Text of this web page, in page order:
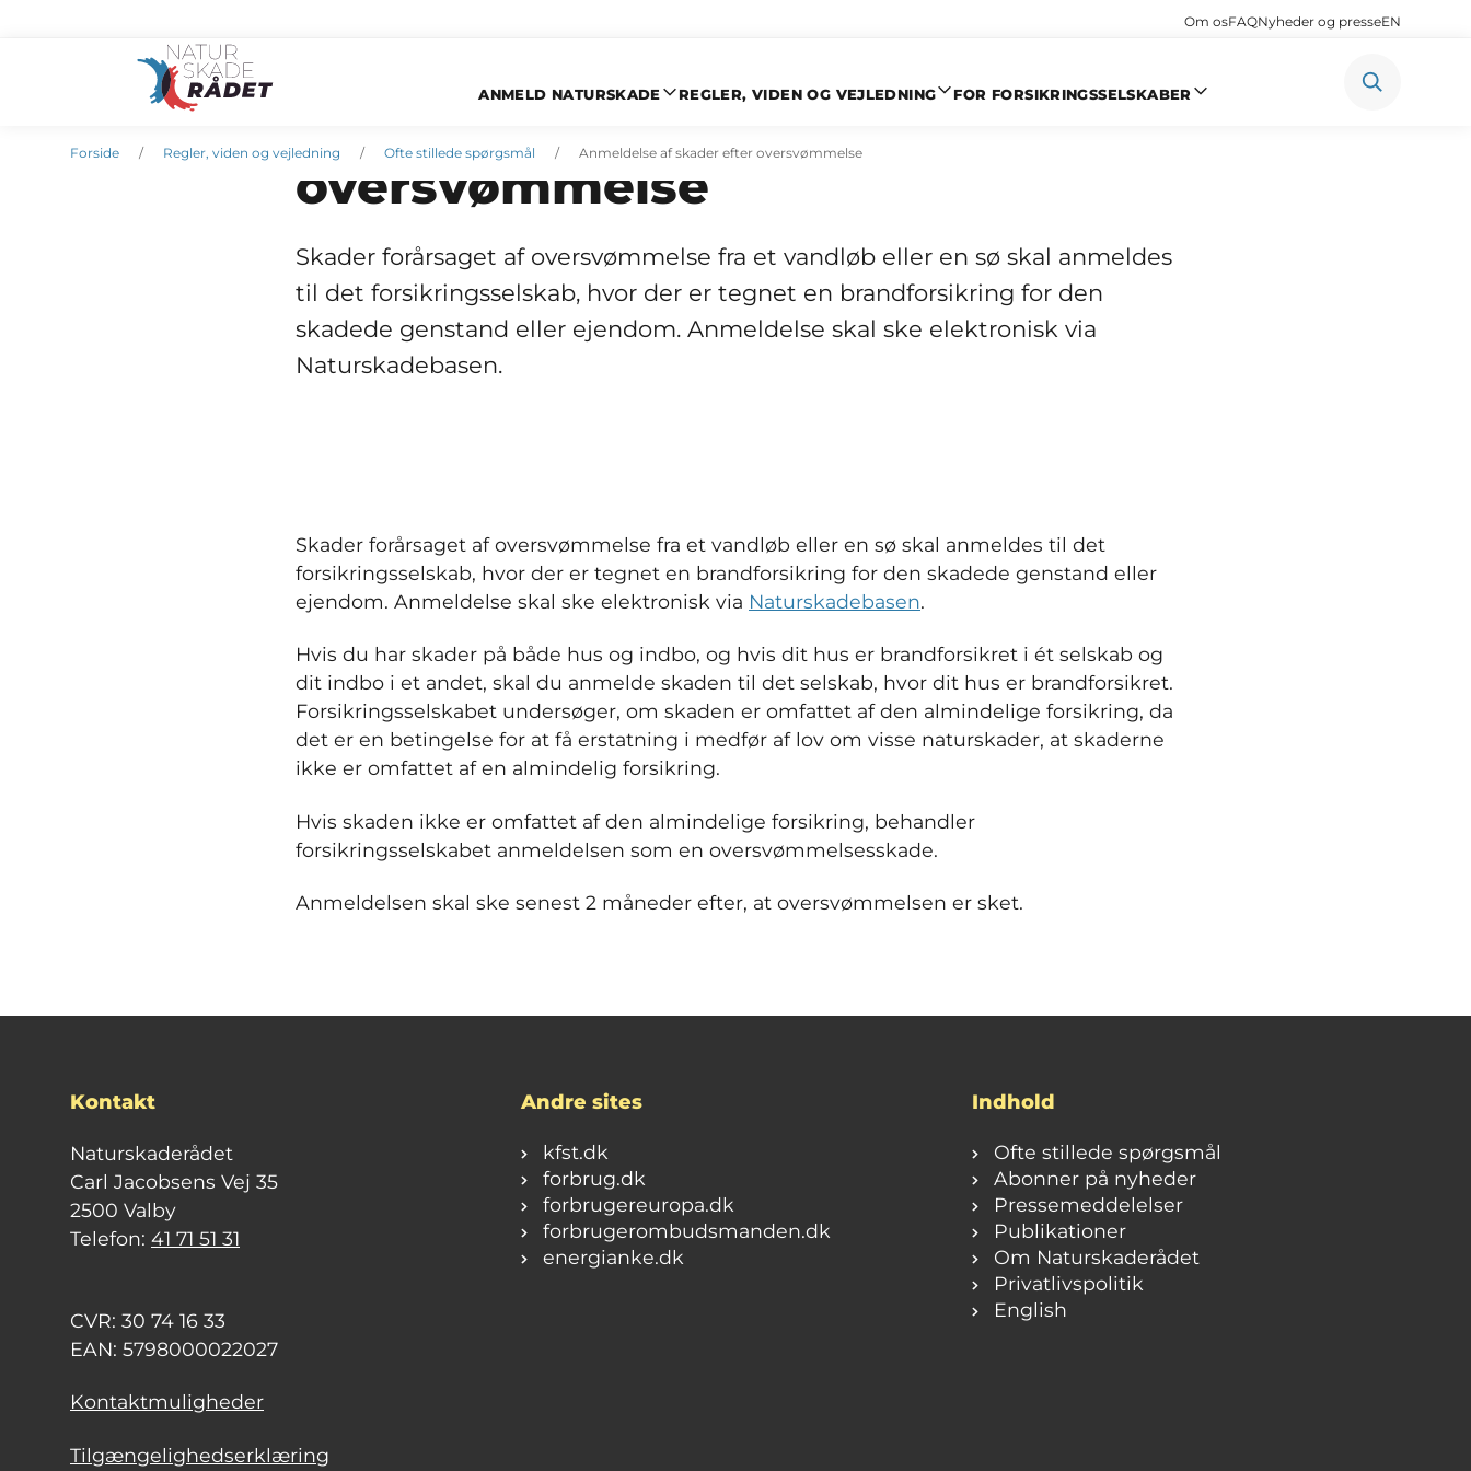
Om osFAQNyheder og presseEN
ANMELD NATURSKADE REGLER, VIDEN OG VEJLEDNING FOR FORSIKRINGSSELSKABER
Forside Regler, viden og vejledning Ofte stillede spørgsmål Anmeldelse af skader efter oversvømmelse
Anmeldelse af skader efter
oversvømmelse
Skader forårsaget af oversvømmelse fra et vandløb eller en sø skal anmeldes
til det forsikringsselskab, hvor der er tegnet en brandforsikring for den
skadede genstand eller ejendom. Anmeldelse skal ske elektronisk via
Naturskadebasen.
Skader forårsaget af oversvømmelse fra et vandløb eller en sø skal anmeldes til det
forsikringsselskab, hvor der er tegnet en brandforsikring for den skadede genstand eller
ejendom. Anmeldelse skal ske elektronisk via Naturskadebasen.
Hvis du har skader på både hus og indbo, og hvis dit hus er brandforsikret i ét selskab og
dit indbo i et andet, skal du anmelde skaden til det selskab, hvor dit hus er brandforsikret.
Forsikringsselskabet undersøger, om skaden er omfattet af den almindelige forsikring, da
det er en betingelse for at få erstatning i medfør af lov om visse naturskader, at skaderne
ikke er omfattet af en almindelig forsikring.
Hvis skaden ikke er omfattet af den almindelige forsikring, behandler
forsikringsselskabet anmeldelsen som en oversvømmelsesskade.
Anmeldelsen skal ske senest 2 måneder efter, at oversvømmelsen er sket.
Kontakt
Naturskaderådet
Carl Jacobsens Vej 35
2500 Valby
Telefon: 41 71 51 31
CVR: 30 74 16 33
EAN: 5798000022027
Kontaktmuligheder
Tilgængelighedserklæring
Andre sites
kfst.dk
forbrug.dk
forbrugereuropa.dk
forbrugerombudsmanden.dk
energianke.dk
Indhold
Ofte stillede spørgsmål
Abonner på nyheder
Pressemeddelelser
Publikationer
Om Naturskaderådet
Privatlivspolitik
English